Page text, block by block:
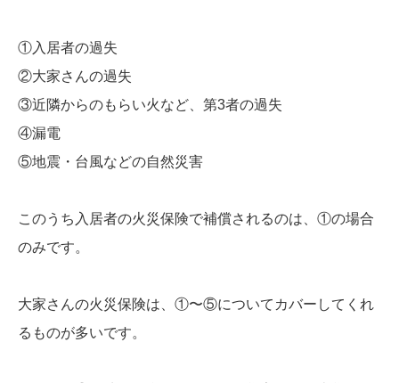
①入居者の過失
②大家さんの過失
③近隣からのもらい火など、第3者の過失
④漏電
⑤地震・台風などの自然災害
このうち入居者の火災保険で補償されるのは、①の場合
のみです。
大家さんの火災保険は、①〜⑤についてカバーしてくれ
るものが多いです。